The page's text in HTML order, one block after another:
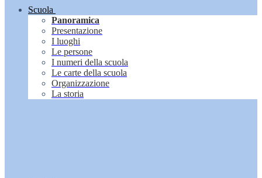
Scuola
Panoramica
Presentazione
I luoghi
Le persone
I numeri della scuola
Le carte della scuola
Organizzazione
La storia